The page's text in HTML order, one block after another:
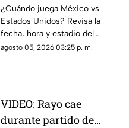
confirmada del primer
Clásico de la Concacaf
de Rafael Márquez
¿Cuándo juega México vs
Estados Unidos? Revisa la
fecha, hora y estadio del
primer Clásico de la Concacaf
agosto 05, 2026 03:25 p. m.
VIDEO: Rayo cae
durante partido de